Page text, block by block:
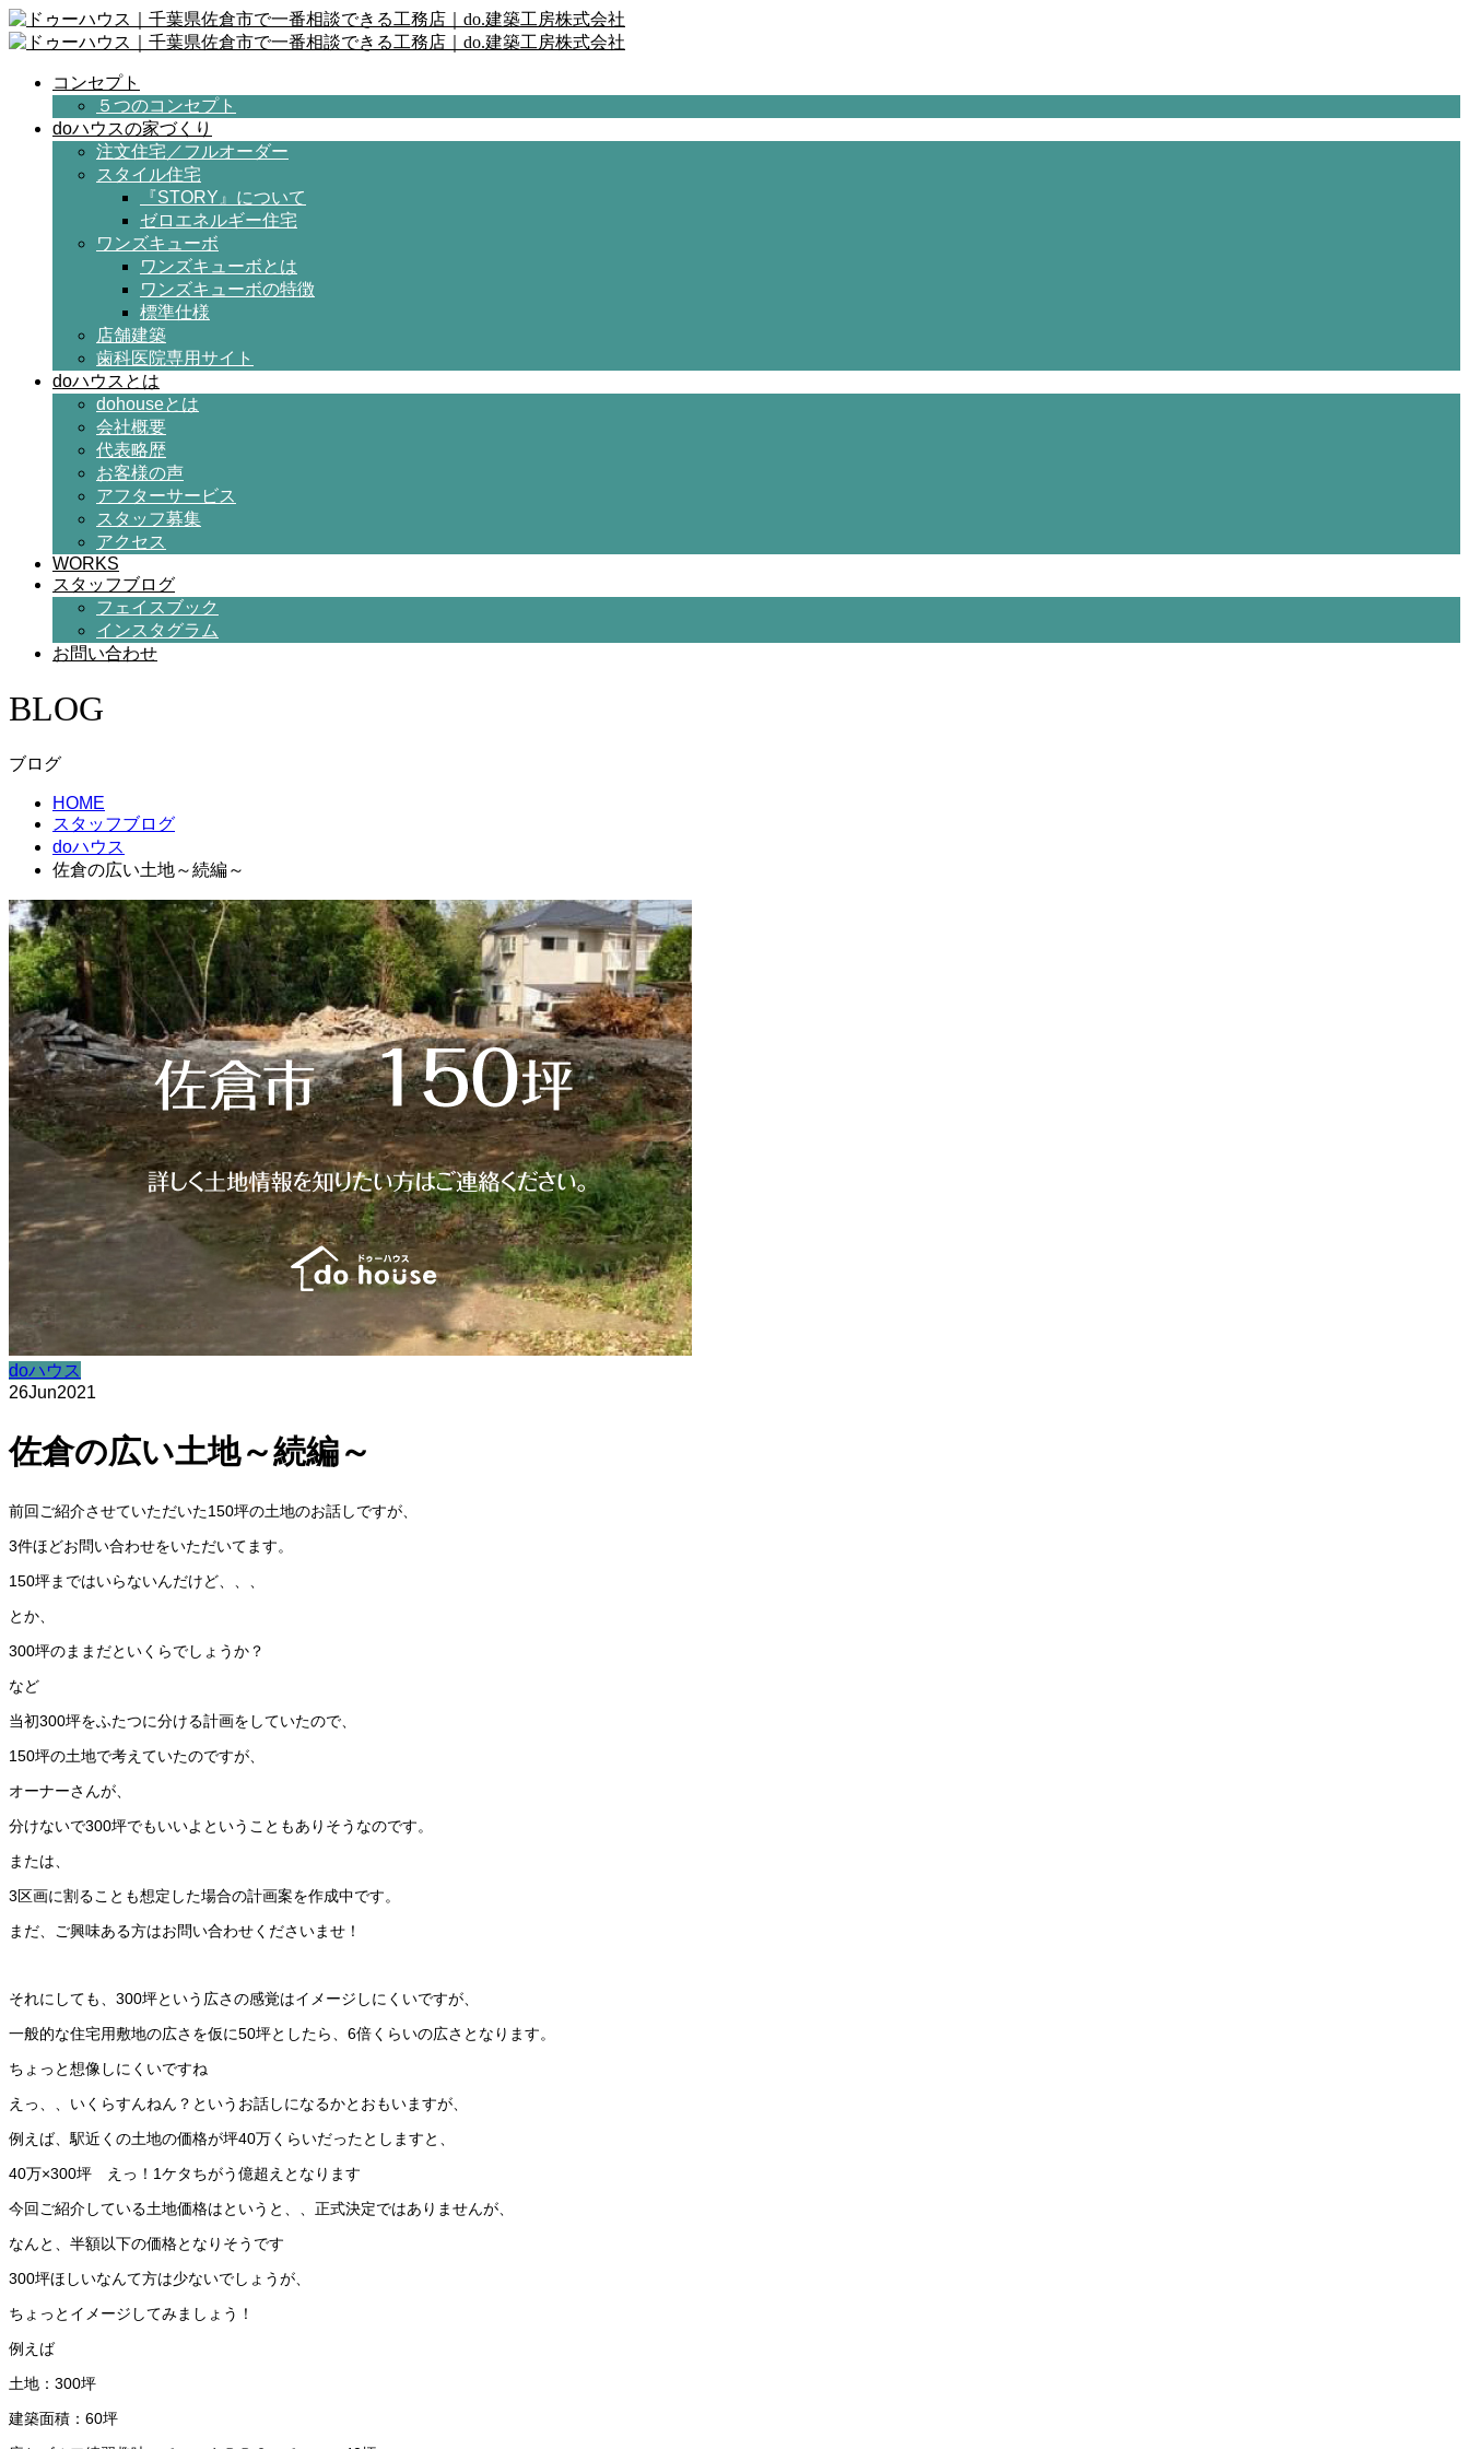
コンセプト
５つのコンセプト
doハウスの家づくり
注文住宅／フルオーダー
スタイル住宅
『STORY』について
ゼロエネルギー住宅
ワンズキューボ
ワンズキューボとは
ワンズキューボの特徴
標準仕様
店舗建築
歯科医院専用サイト
doハウスとは
dohouseとは
会社概要
代表略歴
お客様の声
アフターサービス
スタッフ募集
アクセス
WORKS
スタッフブログ
フェイスブック
インスタグラム
お問い合わせ
BLOG
ブログ
HOME
スタッフブログ
doハウス
佐倉の広い土地～続編～
doハウス
26Jun2021
佐倉の広い土地～続編～
前回ご紹介させていただいた150坪の土地のお話しですが、
3件ほどお問い合わせをいただいてます。
150坪まではいらないんだけど、、、
とか、
300坪のままだといくらでしょうか？
など
当初300坪をふたつに分ける計画をしていたので、
150坪の土地で考えていたのですが、
オーナーさんが、
分けないで300坪でもいいよということもありそうなのです。
または、
3区画に割ることも想定した場合の計画案を作成中です。
まだ、ご興味ある方はお問い合わせくださいませ！
それにしても、300坪という広さの感覚はイメージしにくいですが、
一般的な住宅用敷地の広さを仮に50坪としたら、6倍くらいの広さとなります。
ちょっと想像しにくいですね
えっ、、いくらすんねん？というお話しになるかとおもいますが、
例えば、駅近くの土地の価格が坪40万くらいだったとしますと、
40万×300坪 えっ！1ケタちがう億超えとなります
今回ご紹介している土地価格はというと、、正式決定ではありませんが、
なんと、半額以下の価格となりそうです
300坪ほしいなんて方は少ないでしょうが、
ちょっとイメージしてみましょう！
例えば
土地：300坪
建築面積：60坪